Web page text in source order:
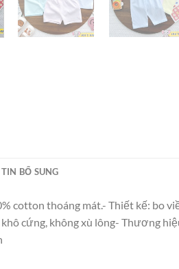
BỔ SUNG
cotton thoáng mát.- Thiết kế: bo
cứng, không xù lông- Thương